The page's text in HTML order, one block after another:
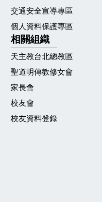
交通安全宣導專區
個人資料保護專區
相關組織
天主教台北總教區
聖道明傳教修女會
家長會
校友會
校友資料登錄